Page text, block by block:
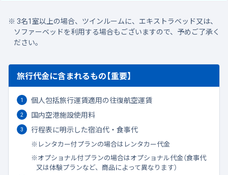
3名1室以上の場合、ツインルームに、エキストラベッド又は、
ソファーベッドを利用する場合もございますので、予めご了承く
ださい。
旅行代金に含まれるもの【重要】
個人包括旅行運賃適用の往復航空運賃
国内空港施設使用料
行程表に明示した宿泊代・食事代
レンタカー付プランの場合はレンタカー代金
オプショナル付プランの場合はオプショナル代金（食事代
又は体験プランなど、商品によって異なります）